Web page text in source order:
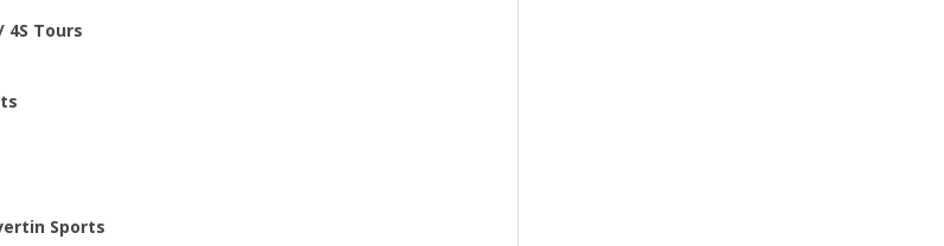
Tours
Sports